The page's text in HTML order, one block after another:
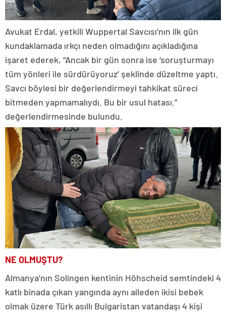
Avukat Erdal, yetkili Wuppertal Savcısı’nın ilk gün
kundaklamada ırkçı neden olmadığını açıkladığına
işaret ederek, “Ancak bir gün sonra ise ‘soruşturmayı
tüm yönleri ile sürdürüyoruz’ şeklinde düzeltme yaptı.
Savcı böylesi bir değerlendirmeyi tahkikat süreci
bitmeden yapmamalıydı. Bu bir usul hatası.”
değerlendirmesinde bulundu.
NE OLMUŞTU?
Almanya’nın Solingen kentinin Höhscheid semtindeki 4
katlı binada çıkan yangında aynı aileden ikisi bebek
olmak üzere Türk asıllı Bulgaristan vatandaşı 4 kişi